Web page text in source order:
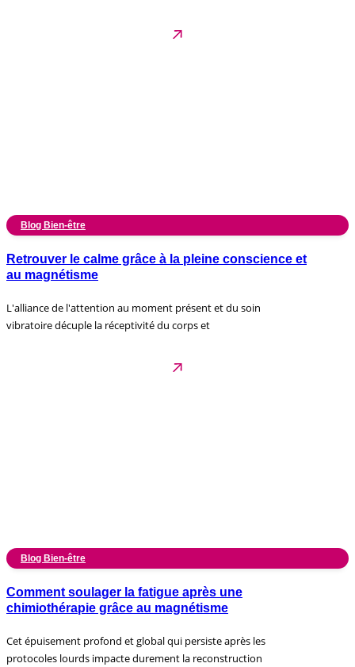
Blog Bien-être
Retrouver le calme grâce à la pleine conscience et
au magnétisme
L'alliance de l'attention au moment présent et du soin
vibratoire décuple la réceptivité du corps et
Blog Bien-être
Comment soulager la fatigue après une
chimiothérapie grâce au magnétisme
Cet épuisement profond et global qui persiste après les
protocoles lourds impacte durement la reconstruction